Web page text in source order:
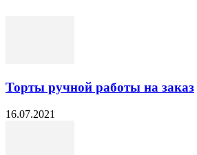
Торты ручной работы на заказ
16.07.2021